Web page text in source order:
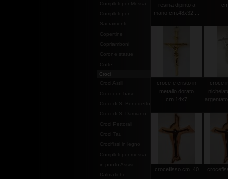
Completi per Messa
Completi per
Sacramenti
Copertine
Copriamboni
Corone statue
Cotte
Croci
Croci Astili
Croci con base
Croci di S. Benedetto
Croci di S. Damiano
Croci Pettorali
Croci Tau
Crocifissi in legno
Completi per messa
in punto Assisi
Dalmatiche
resina dipinto a
mano cm.48x32 ...
croce e cristo in
metallo dorato
cm.14x7
croce
crocefisso cm. 40